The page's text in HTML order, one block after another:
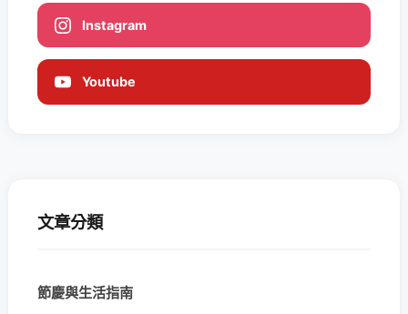
Instagram
Youtube
文章分類
節慶與生活指南